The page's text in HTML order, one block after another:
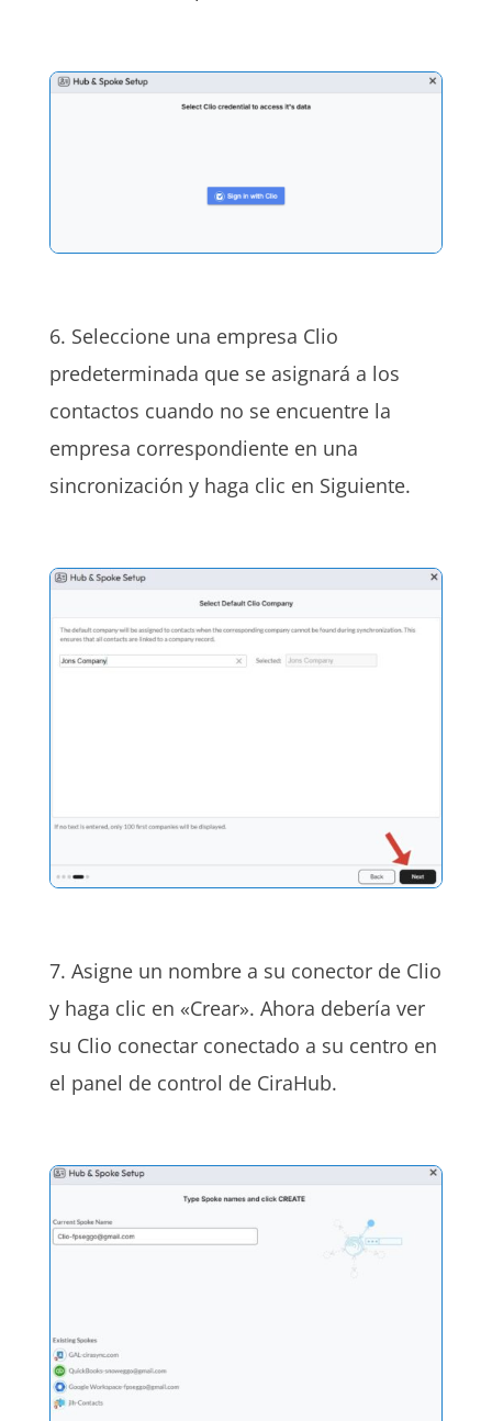
6. Seleccione una empresa Clio
predeterminada que se asignará a los
contactos cuando no se encuentre la
empresa correspondiente en una
sincronización y haga clic en Siguiente.
7. Asigne un nombre a su conector de Clio
y haga clic en «Crear». Ahora debería ver
su Clio conectar conectado a su centro en
el panel de control de CiraHub.